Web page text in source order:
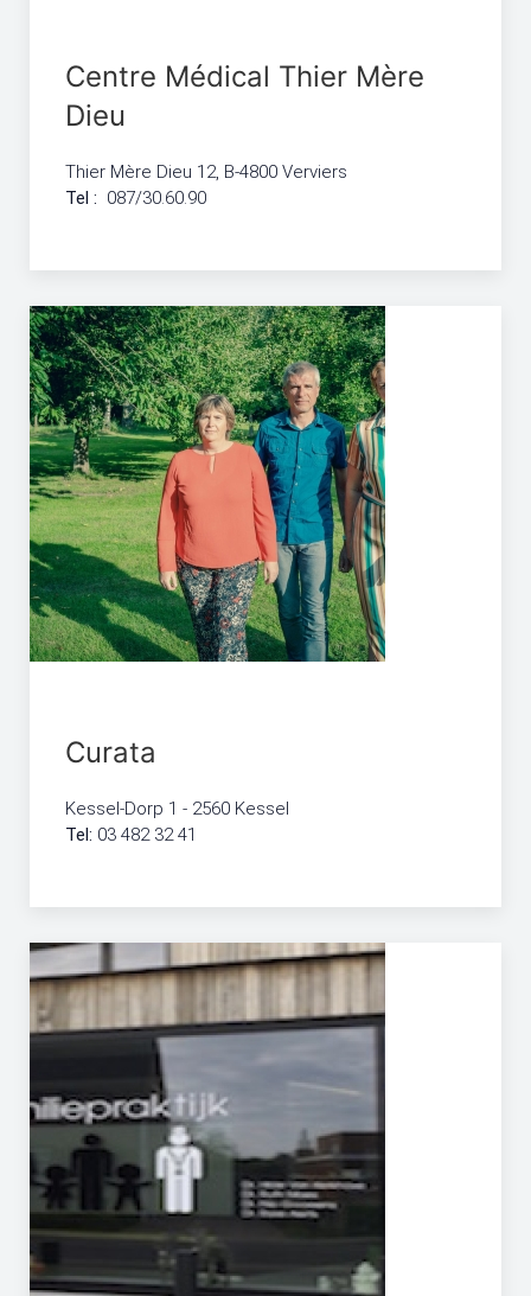
Centre Médical Thier Mère
Dieu
Thier Mère Dieu 12, B-4800 Verviers
Tel : 087/30.60.90
Curata
Kessel-Dorp 1 - 2560 Kessel
Tel: 03 482 32 41